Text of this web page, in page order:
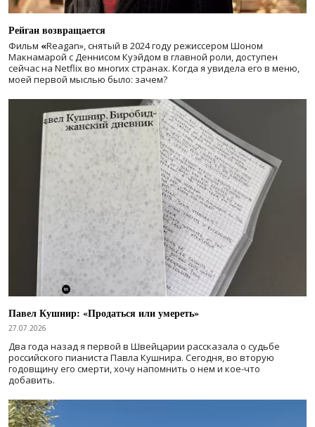
Рейган возвращается
Фильм «Reagan», снятый в 2024 годурежиссером Шоном
Макнамарой с Деннисом Куэйдом в главной роли, доступен
сейчас на Netflix во многих странах. Когда я увидела его в меню,
моей первой мыслью было: зачем?
Павел Кушнир: «Продаться или умереть»
27.07.2026
Два года назад я первой в Швейцарии рассказала о судьбе
российского пианиста Павла Кушнира. Сегодня, во вторую
годовщину его смерти, хочу напомнить о нем и кое-что
добавить.